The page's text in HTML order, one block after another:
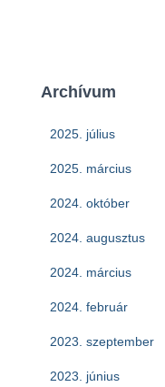
Archívum
2025. július
2025. március
2024. október
2024. augusztus
2024. március
2024. február
2023. szeptember
2023. június